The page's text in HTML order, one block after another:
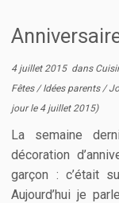
4 juillet 2015dans
Fêtes /Idées parents /
jour le 4 juillet 2015)
La semaine
décoration
garçon : c’était
Aujourd’hui je